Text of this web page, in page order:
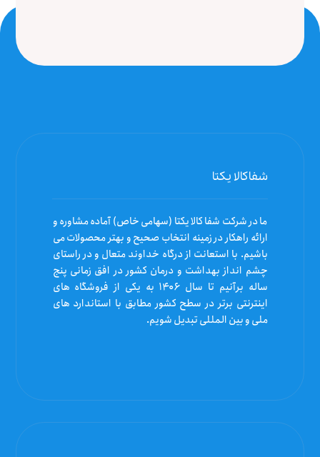
شفاکالا یکتا
ما در شرکت شفا کالا یکتا (سهامی خاص) آماده مشاوره و
ارائه راهکار در زمینه انتخاب صحیح و بهتر محصولات می
باشیم. با استعانت از درگاه خداوند متعال و در راستای
چشم انداز بهداشت و درمان کشور در افق زمانی پنج
ساله برآنیم تا سال ۱۴۰۶ به یکی از فروشگاه های
اینترنتی برتر در سطح کشور مطابق با استاندارد های
ملی و بین المللی تبدیل شویم.